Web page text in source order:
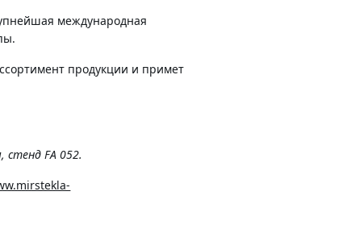
международная
продукции и примет
стенд FA 052.